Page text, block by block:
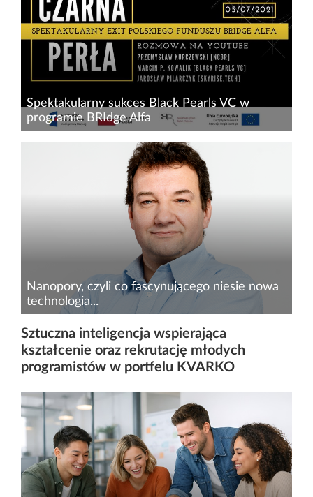
Spektakularny sukces Black Pearls VC w
programie BRIdge Alfa
Od kompetentnego zespołu z dobrym
pomysłem, do dużego biznesu i
kilkunastokrotnego zwrotu dla inwestorów. Tak
w skrócie można określić drogę skyrise.tech,
spółki technologicznej z Katowic, w któr...
Nanopory, czyli co fascynującego niesie nowa
technologia...
Mikrobiom jelitowy to skarbnica wiedzy o
zdrowiu człowieka. Dogłębne poznanie jego
struktury może pomóc w zrozumieniu wpływu,
jaki wywiera na funkcjonowanie organizmu
ludzkiego. Kluczowe może okaza...
Sztuczna inteligencja wspierająca
kształcenie oraz rekrutację młodych
programistów w portfelu KVARKO